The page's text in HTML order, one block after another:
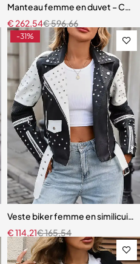
vraie fourrure de renard –
Manteau femme en duvet – Col
€596,66
€262,54
ample et courte avec
-31%
Veste biker femme en similicuir
€165,54
€114,21